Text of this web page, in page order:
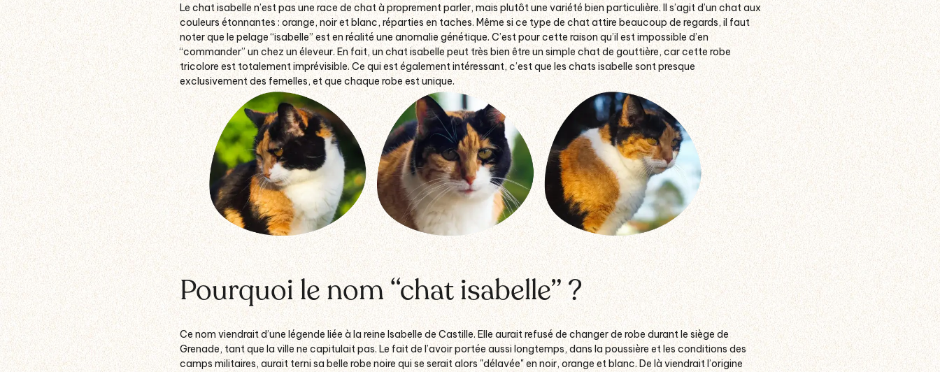
Le chat isabelle n’est pas une race de chat à proprement parler, mais plutôt une variété bien particulière. Il s’agit d’un chat aux
couleurs étonnantes : orange, noir et blanc, réparties en taches. Même si ce type de chat attire beaucoup de regards, il faut
noter que le pelage “isabelle” est en réalité une anomalie génétique. C’est pour cette raison qu’il est impossible d’en
“commander” un chez un éleveur. En fait, un chat isabelle peut très bien être un simple chat de gouttière, car cette robe
tricolore est totalement imprévisible. Ce qui est également intéressant, c’est que les chats isabelle sont presque
exclusivement des femelles, et que chaque robe est unique.
Pourquoi le nom “chat isabelle” ?
Ce nom viendrait d’une légende liée à la reine Isabelle de Castille. Elle aurait refusé de changer de robe durant le siège de
Grenade, tant que la ville ne capitulait pas. Le fait de l’avoir portée aussi longtemps, dans la poussière et les conditions des
camps militaires, aurait terni sa belle robe noire qui se serait alors "délavée" en noir, orange et blanc. De là viendrait l’origine